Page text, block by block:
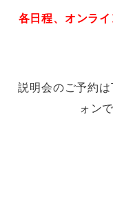
各日程、オンラ
説明会のご予約
ォン